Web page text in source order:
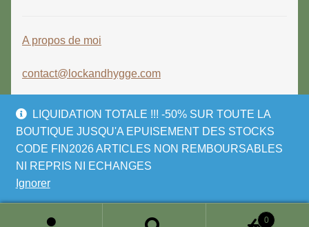
LIQUIDATION TOTALE !!! -50% SUR TOUTE LA
BOUTIQUE JUSQU'A EPUISEMENT DES STOCKS
CODE FIN2026 ARTICLES NON REMBOURSABLES
NI REPRIS NI ECHANGES
Ignorer
A propos de moi
contact@lockandhygge.com
© LOCK & HYGGE 2026
0